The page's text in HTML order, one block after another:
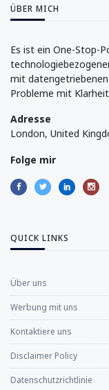
ÜBER MICH
Es ist ein One-Stop-
mit
Probleme mit
Adresse
London, United
Folge mir
QUICK LINKS
Über uns
Werbung mit uns
Kontaktiere uns
Disclaimer Policy
Datenschutzrichtlinie